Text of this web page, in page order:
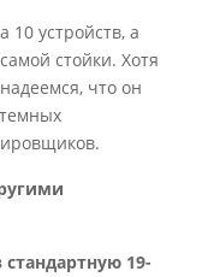
10 устройств, а
стойки. Хотя
что он
19-